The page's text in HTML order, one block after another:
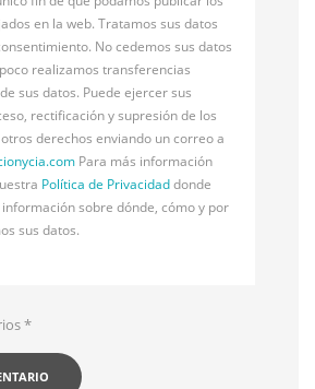
en la web. Tratamos sus datos
No cedemos sus datos
realizamos transferencias
sus datos. Puede ejercer sus
rectificación y supresión de los
derechos enviando un correo a
Para más información
Política de Privacidaddonde
sobre dónde, cómo y por
sus datos.
*